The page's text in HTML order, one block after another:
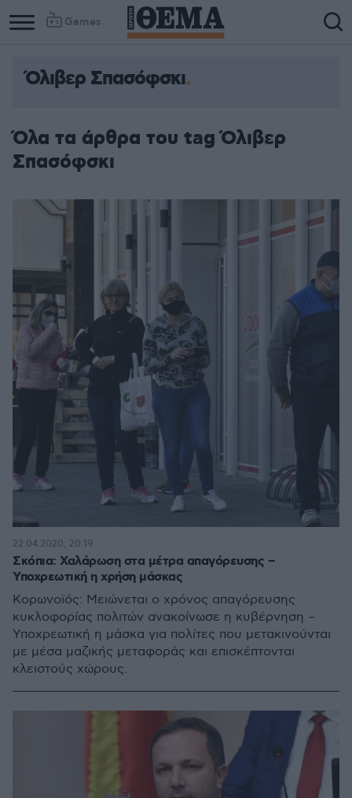
Games
Όλιβερ Σπασόφσκι
Όλα τα άρθρα του tag Όλιβερ
Σπασόφσκι
Σκόπια: Χαλάρωση στα μέτρα απαγόρευσης –
Υποχρεωτική η χρήση μάσκας
Κορωνοϊός: Μειώνεται ο χρόνος απαγόρευσης
κυκλοφορίας πολιτών ανακοίνωσε η κυβέρνηση –
Υποχρεωτική η μάσκα για πολίτες που μετακινούνται
με μέσα μαζικής μεταφοράς και επισκέπτονται
κλειστούς χώρους.
22.04.2020, 20:19